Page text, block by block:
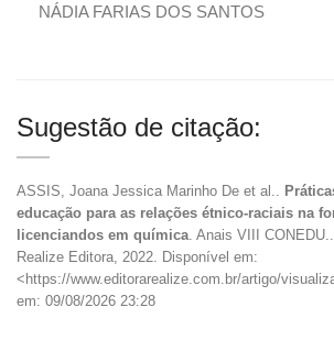
NÁDIA FARIAS DOS SANTOS
Sugestão de citação:
ASSIS, Joana Jessica Marinho De et al..
educação para as relações étnico-raciais na
licenciandos em química . Anais VIII
Realize Editora, 2022. Disponível em:
<https://www.editorarealize.com.br/artigo/
em: 09/08/2026 23:28